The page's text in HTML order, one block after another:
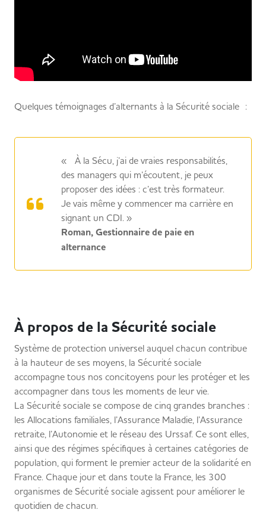
Quelques témoignages d’alternants à la Sécurité sociale :
« À la Sécu, j’ai de vraies responsabilités,
des managers qui m’écoutent, je peux
proposer des idées : c’est très formateur.
Je vais même y commencer ma carrière en
signant un CDI. »
Roman, Gestionnaire de paie en
alternance
À propos de la Sécurité sociale
Système de protection universel auquel chacun contribue
à la hauteur de ses moyens, la Sécurité sociale
accompagne tous nos concitoyens pour les protéger et les
accompagner dans tous les moments de leur vie.
La Sécurité sociale se compose de cinq grandes branches :
les Allocations familiales, l’Assurance Maladie, l’Assurance
retraite, l’Autonomie et le réseau des Urssaf. Ce sont elles,
ainsi que des régimes spécifiques à certaines catégories de
population, qui forment le premier acteur de la solidarité en
France. Chaque jour et dans toute la France, les 300
organismes de Sécurité sociale agissent pour améliorer le
quotidien de chacun.